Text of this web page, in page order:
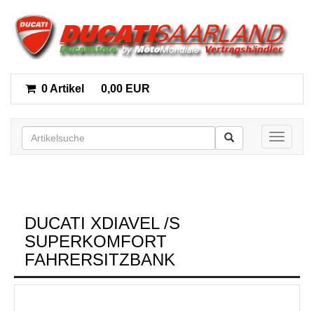
0 Artikel 0,00 EUR
Toggle
DUCATI XDIAVEL /S
SUPERKOMFORT
FAHRERSITZBANK